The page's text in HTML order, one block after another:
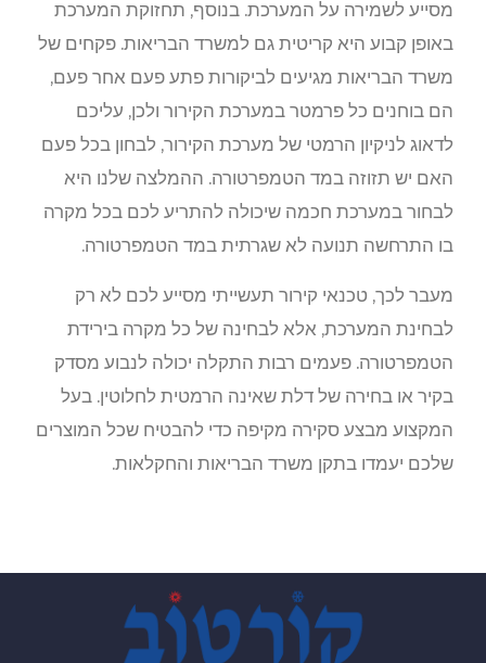
מסייע לשמירה על המערכת. בנוסף, תחזוקת המערכת
באופן קבוע היא קריטית גם למשרד הבריאות. פקחים של
משרד הבריאות מגיעים לביקורות פתע פעם אחר פעם,
הם בוחנים כל פרמטר במערכת הקירור ולכן, עליכם
לדאוג לניקיון הרמטי של מערכת הקירור, לבחון בכל פעם
האם יש תזוזה במד הטמפרטורה. ההמלצה שלנו היא
לבחור במערכת חכמה שיכולה להתריע לכם בכל מקרה
בו התרחשה תנועה לא שגרתית במד הטמפרטורה.
מעבר לכך, טכנאי קירור תעשייתי מסייע לכם לא רק
לבחינת המערכת, אלא לבחינה של כל מקרה בירידת
הטמפרטורה. פעמים רבות התקלה יכולה לנבוע מסדק
בקיר או בחירה של דלת שאינה הרמטית לחלוטין. בעל
המקצוע מבצע סקירה מקיפה כדי להבטיח שכל המוצרים
שלכם יעמדו בתקן משרד הבריאות והחקלאות.